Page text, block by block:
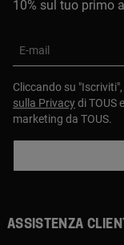
10% sul tuo primo
E-mail
Cliccando su
sulla Privacydi TOUS
marketing da TOUS.
Assistenza